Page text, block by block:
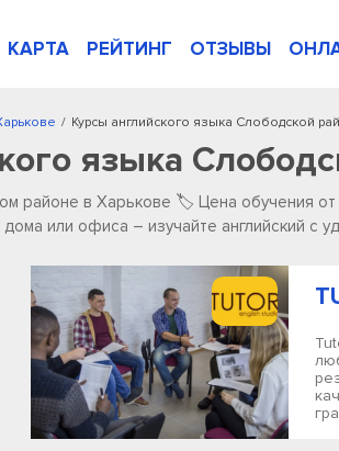
КАРТА РЕЙТИНГ ОТЗЫВЫ
/ Курсы английского языка Слободской
языка
районе в Харькове 🏷️ Цена обучения
или офиса – изучайте английский с